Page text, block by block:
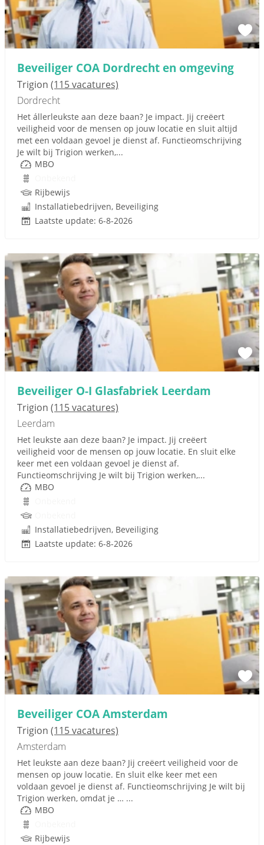
Beveiliger COA Dordrecht en omgeving
Trigion (115 vacatures)
Dordrecht
Het állerleukste aan deze baan? Je impact. Jij creëert
veiligheid voor de mensen op jouw locatie en sluit altijd
met een voldaan gevoel je dienst af. Functieomschrijving
Je wilt bij Trigion werken,...
MBO
Rijbewijs
Installatiebedrijven, Beveiliging
Laatste update: 6-8-2026
Beveiliger O-I Glasfabriek Leerdam
Trigion (115 vacatures)
Leerdam
Het leukste aan deze baan? Je impact. Jij creëert
veiligheid voor de mensen op jouw locatie. En sluit elke
keer met een voldaan gevoel je dienst af.
Functieomschrijving Je wilt bij Trigion werken,...
MBO
Installatiebedrijven, Beveiliging
Laatste update: 6-8-2026
Beveiliger COA Amsterdam
Trigion (115 vacatures)
Amsterdam
Het leukste aan deze baan? Jij creëert veiligheid voor de
mensen op jouw locatie. En sluit elke keer met een
voldaan gevoel je dienst af. Functieomschrijving Je wilt bij
Trigion werken, omdat je … ...
MBO
Rijbewijs